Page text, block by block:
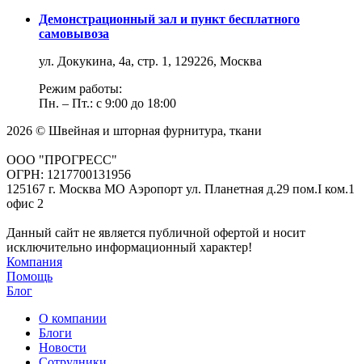
Демонстрационный зал и пункт бесплатного
самовывоза
ул. Докукина, 4а, стр. 1, 129226, Москва
Режим работы:
Пн. – Пт.: с 9:00 до 18:00
2026 © Швейная и шторная фурнитура, ткани
ООО "ПРОГРЕСС"
ОГРН: 1217700131956
125167 г. Москва МО Аэропорт ул. Планетная д.29 пом.I ком.1
офис 2
Данный сайт не является публичной офертой и носит
исключительно информационный характер!
Компания
Помощь
Блог
О компании
Блоги
Новости